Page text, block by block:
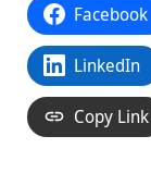
Facebook
LinkedIn
Copy Link